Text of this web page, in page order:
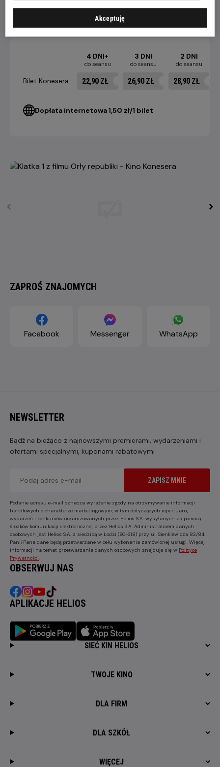
4 DNI+
do seansu
3 DNI
do seansu
2 DNI
do seansu
Bilet Konesera 22,90 ZŁ 26,90 ZŁ 28,90 ZŁ
Dopłata internetowa 1,50 zł/1 bilet
ZAPROŚ ZNAJOMYCH
Facebook Messenger WhatsApp
NEWSLETTER
Bądź na bieżąco z najnowszymi premierami, wydarzeniami i
ofertami specjalnymi, kuponami rabatowymi
ZAPISZ MNIE
Podanie adresu e-mail oznacza wyrażenie zgody na otrzymywanie informacji
handlowych o charakterze marketingowym, w tym dotyczących repertuaru,
wydarzeń i konkursów organizowanych przez Helios S.A. wysyłanych za pomocą
środków komunikacji elektronicznej przez Helios S.A. Administratorem danych
osobowych jest Helios S.A. z siedzibą w Łodzi (90-318) przy ul. Sienkiewicza 82/84.
Pani/Pana dane będą przetwarzane w celu wykonania zamówionej usługi. Więcej
informacji na temat przetwarzania danych osobowych znajduje się w Polityce
Prywatności
OBSERWUJ NAS
APLIKACJE HELIOS
SIEĆ KIN HELIOS
TWOJE KINO
DLA FIRM
DLA SZKÓŁ
WIĘCEJ
Akceptuję